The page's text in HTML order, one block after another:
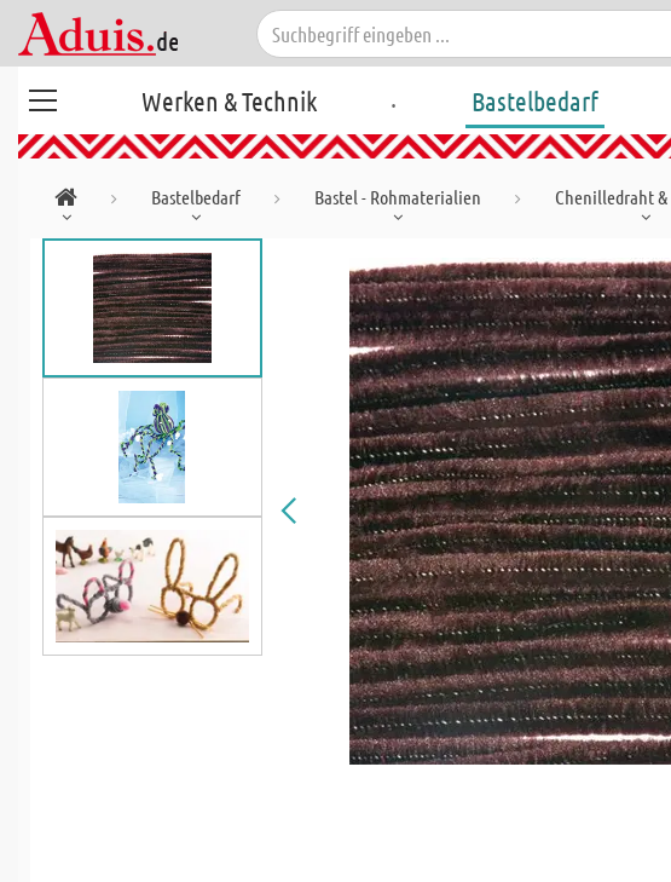
Werken & Technik . Bastelbedarf
Bastelbedarf Bastel - Rohmaterialien Chenilledraht &